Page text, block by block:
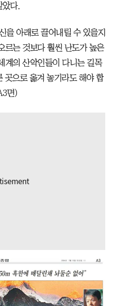
았다.
을 아래로 끌어내릴 수 있을지
르는 것보다 훨씬 난도가 높은
계의 산악인들이 다니는 길목
곳으로 옮겨 놓기라도 해야 합
면)